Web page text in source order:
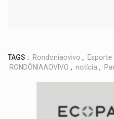
TAGS : Rondoniaovivo , Esporte
RONDÔNIAAOVIVO , notícia ,